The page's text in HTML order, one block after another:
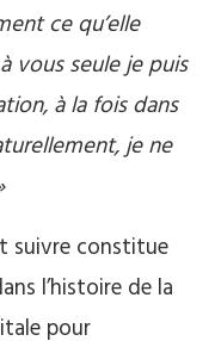
ce qu’elle
vous seule je puis
à la fois dans
je ne
suivre constitue
l’histoire de la
pour